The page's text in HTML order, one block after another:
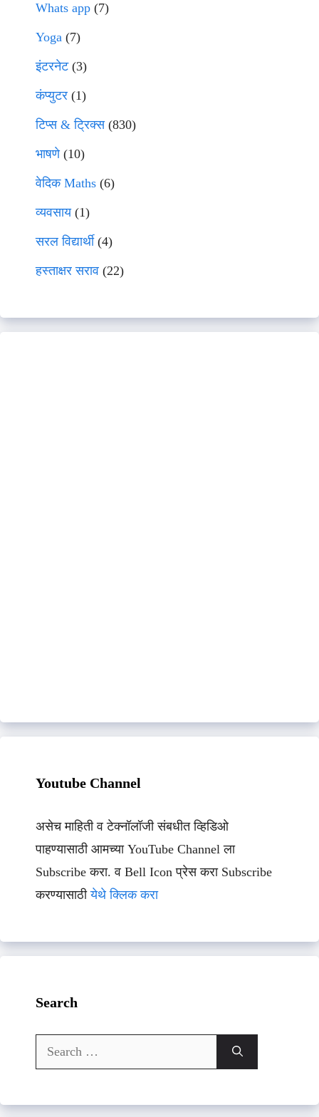
Whats app (7)
Yoga (7)
इंटरनेट(3)
कंप्युटर (1)
टिप्स & ट्रिक्स(830)
भाषणे(10)
वेदिक Maths (6)
व्यवसाय(1)
सरल विद्यार्थी(4)
हस्ताक्षर सराव (22)
Youtube Channel
असेच माहिती व टेक्नॉलॉजी संबधीत व्हिडिओ
पाहण्यासाठी आमच्या YouTube Channel ला
Subscribe करा. व Bell Icon प्रेस करा Subscribe
करण्यासाठीयेथे क्लिक करा
Search
Search
for: